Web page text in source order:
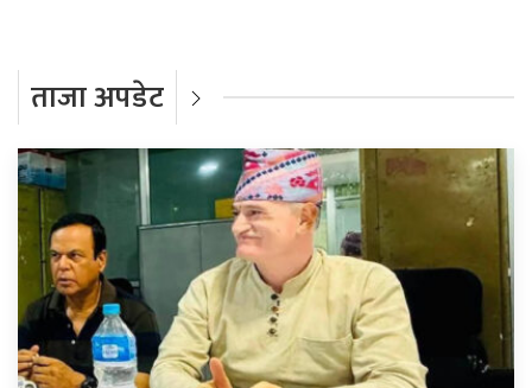
ताजा अपडेट